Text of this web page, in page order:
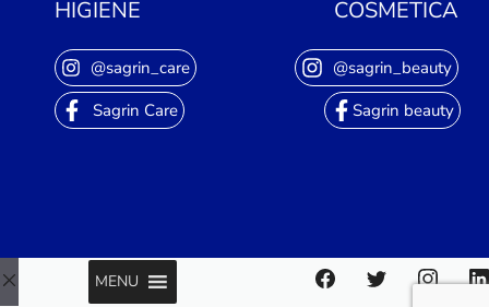
COSMETICA
@sagrin_beauty
Sagrin beauty
HIGIENE
@sagrin_care
Sagrin Care
MENU